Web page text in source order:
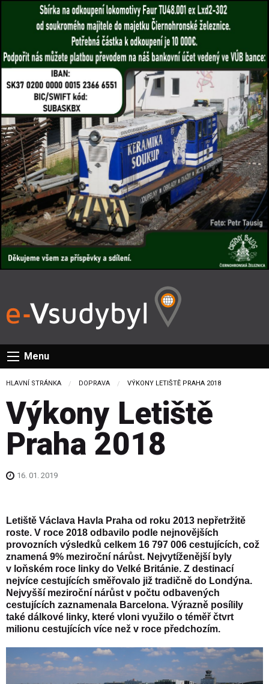
Menu
HLAVNÍ STRÁNKA DOPRAVA CURRENT:
VÝKONY LETIŠTĚ PRAHA 2018
Výkony Letiště
Praha 2018
16. 01. 2019
Letiště Václava Havla Praha od roku 2013 nepřetržitě
roste. V roce 2018 odbavilo podle nejnovějších
provozních výsledků celkem 16 797 006 cestujících, což
znamená 9% meziroční nárůst. Nejvytíženější byly
v loňském roce linky do Velké Británie. Z destinací
nejvíce cestujících směřovalo již tradičně do Londýna.
Nejvyšší meziroční nárůst v počtu odbavených
cestujících zaznamenala Barcelona. Výrazně posílily
také dálkové linky, které vloni využilo o téměř čtvrt
milionu cestujících více než v roce předchozím.